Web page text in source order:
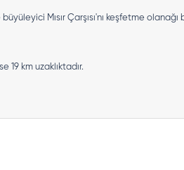
Mısır Çarşısı'nı keşfetme olanağı
19 km uzaklıktadır.